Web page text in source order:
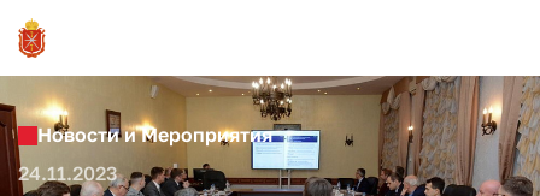
Новости и Мероприятия
24.11.2023